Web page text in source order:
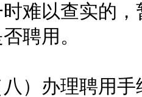
难以查实的
聘用。
办理聘用手